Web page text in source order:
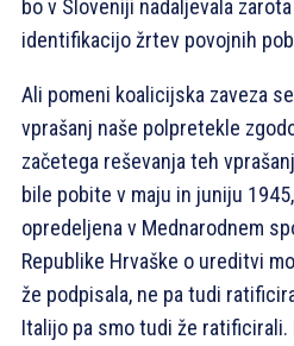
bo v Sloveniji nadaljevala
identifikacijo žrtev povojnih
Ali pomeni koalicijska zaveza
vprašanj naše polpretekle
začetega reševanja teh
bile pobite v maju in juniju
opredeljena v Mednarodnem
Republike Hrvaške o ureditvi
že podpisala, ne pa tudi
Italijo pa smo tudi že ratificirali.